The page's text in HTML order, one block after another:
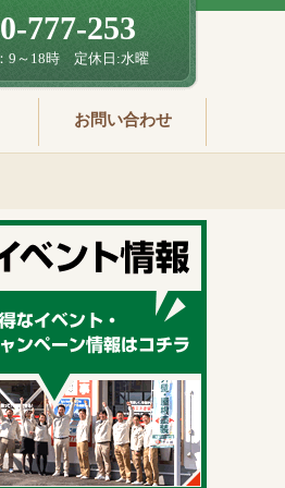
777-253
9～18時 定休日:水曜
お問い合わせ